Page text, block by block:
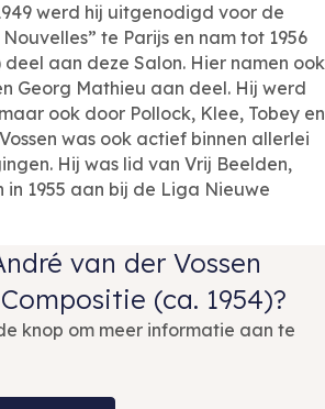
werd hij uitgenodigd voor de
te Parijs en nam tot 1956
deel aan deze Salon. Hier namen ook
Georg Mathieu aan deel. Hij werd
ook door Pollock, Klee, Tobey en
was ook actief binnen allerlei
Hij was lid van Vrij Beelden,
in 1955 aan bij de Liga Nieuwe
van der Vossen
(ca. 1954)?
knop om meer informatie aan te